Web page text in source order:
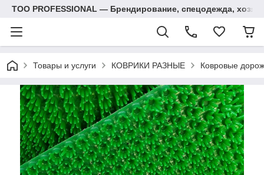
ТОО PROFESSIONAL — Брендирование, спецодежда,
Товары и услуги КОВРИКИ РАЗНЫЕ Ковровые